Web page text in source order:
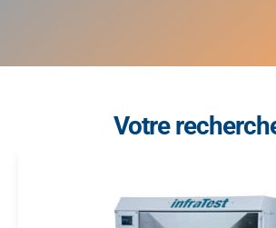
Votre